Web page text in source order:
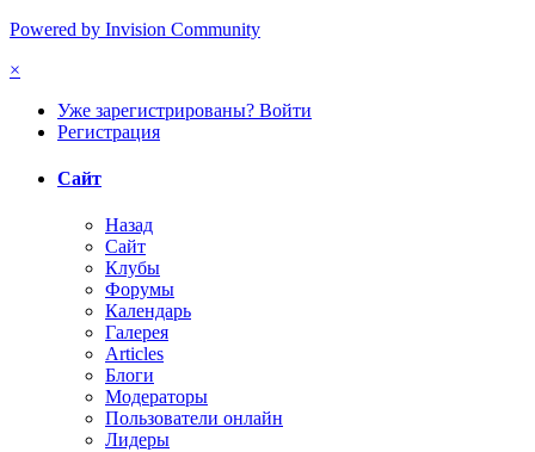
Powered by Invision Community
×
Уже зарегистрированы? Войти
Регистрация
Сайт
Назад
Сайт
Клубы
Форумы
Календарь
Галерея
Articles
Блоги
Модераторы
Пользователи онлайн
Лидеры